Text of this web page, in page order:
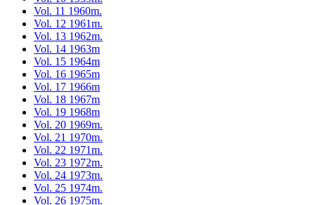
Vol. 11 1960m.
Vol. 12 1961m.
Vol. 13 1962m.
Vol. 14 1963m
Vol. 15 1964m
Vol. 16 1965m
Vol. 17 1966m
Vol. 18 1967m
Vol. 19 1968m
Vol. 20 1969m.
Vol. 21 1970m.
Vol. 22 1971m.
Vol. 23 1972m.
Vol. 24 1973m.
Vol. 25 1974m.
Vol. 26 1975m.